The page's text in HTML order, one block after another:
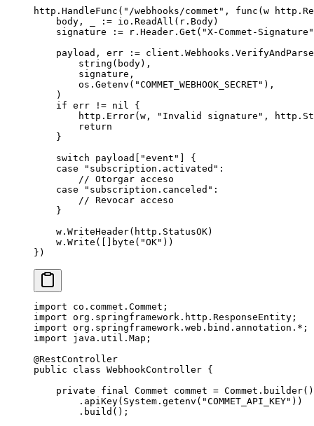
http. HandleFunc ( "/webhooks/commet" , func ( w http .
    body, _
:= io. ReadAll (r.Body)
    signature
:= r.Header. Get ( "X-Commet-Signature"
    payload, err
:= client.Webhooks. VerifyAndParse
        string
(body),
        signature,
        os.
Getenv ( "COMMET_WEBHOOK_SECRET" ),
    )
    if
err != nil
{
        http.
Error(w, "Invalid signature" ,
        return
    }
    switch
payload[ "event"
] {
    case
"subscription.activated" :
        // Otorgar acceso
    case
"subscription.canceled" :
        // Revocar acceso
    }
    w.
WriteHeader(http.StatusOK)
    w.
Write ([] byte ( "OK" ))
})
import co.commet.Commet;
import org.springframework.http.ResponseEntity;
import org.springframework.web.bind.annotation. * ;
import java.util.Map;
@RestController
public class WebhookController {
    private
final Commet commet = Commet. builder()
        .
apiKey(System. getenv ( "COMMET_API_KEY" ))
        .
build ();